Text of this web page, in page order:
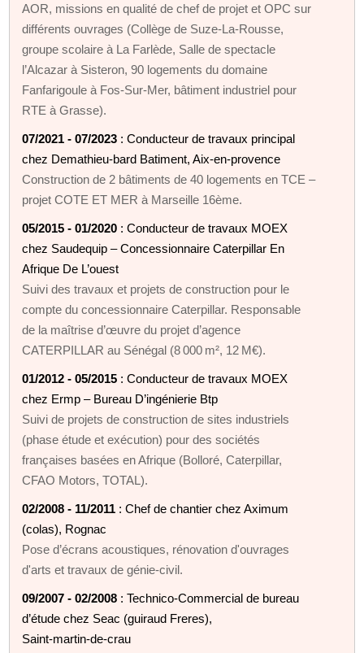
AOR, missions en qualité de chef de projet et OPC sur
différents ouvrages (Collège de Suze‑La‑Rousse,
groupe scolaire à La Farlède, Salle de spectacle
l’Alcazar à Sisteron, 90 logements du domaine
Fanfarigoule à Fos‑Sur‑Mer, bâtiment industriel pour
RTE à Grasse).
07/2021 - 07/2023 : Conducteur de travaux principal
chez Demathieu‑bard Batiment, Aix‑en‑provence
Construction de 2 bâtiments de 40 logements en TCE –
projet COTE ET MER à Marseille 16ème.
05/2015 - 01/2020 : Conducteur de travaux MOEX
chez Saudequip – Concessionnaire Caterpillar En
Afrique De L’ouest
Suivi des travaux et projets de construction pour le
compte du concessionnaire Caterpillar. Responsable
de la maîtrise d’œuvre du projet d’agence
CATERPILLAR au Sénégal (8 000 m², 12 M€).
01/2012 - 05/2015 : Conducteur de travaux MOEX
chez Ermp – Bureau D’ingénierie Btp
Suivi de projets de construction de sites industriels
(phase étude et exécution) pour des sociétés
françaises basées en Afrique (Bolloré, Caterpillar,
CFAO Motors, TOTAL).
02/2008 - 11/2011 : Chef de chantier chez Aximum
(colas), Rognac
Pose d’écrans acoustiques, rénovation d'ouvrages
d'arts et travaux de génie‑civil.
09/2007 - 02/2008 : Technico‑Commercial de bureau
d’étude chez Seac (guiraud Freres),
Saint‑martin‑de‑crau